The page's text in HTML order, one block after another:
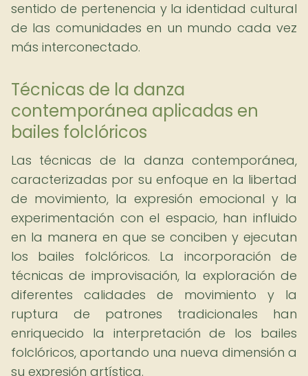
sentido de pertenencia y la identidad cultural
de las comunidades en un mundo cada vez
más interconectado.
Técnicas de la danza
contemporánea aplicadas en
bailes folclóricos
Las técnicas de la danza contemporánea,
caracterizadas por su enfoque en la libertad
de movimiento, la expresión emocional y la
experimentación con el espacio, han influido
en la manera en que se conciben y ejecutan
los bailes folclóricos. La incorporación de
técnicas de improvisación, la exploración de
diferentes calidades de movimiento y la
ruptura de patrones tradicionales han
enriquecido la interpretación de los bailes
folclóricos, aportando una nueva dimensión a
su expresión artística.